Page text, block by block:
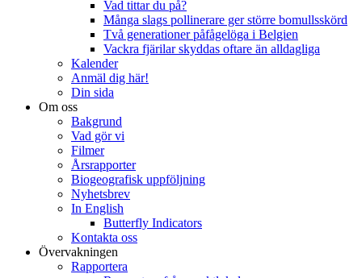
Vad tittar du på?
Många slags pollinerare ger större bomullsskörd
Två generationer påfågelöga i Belgien
Vackra fjärilar skyddas oftare än alldagliga
Kalender
Anmäl dig här!
Din sida
Om oss
Bakgrund
Vad gör vi
Filmer
Årsrapporter
Biogeografisk uppföljning
Nyhetsbrev
In English
Butterfly Indicators
Kontakta oss
Övervakningen
Rapportera